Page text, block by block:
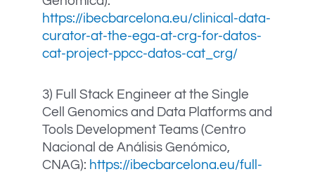
https://ibecbarcelona.eu/clinical-data-
curator-at-the-ega-at-crg-for-datos-
cat-project-ppcc-datos-cat_crg/
3) Full Stack Engineer at the Single
Cell Genomics and Data Platforms and
Tools Development Teams (Centro
Nacional de Análisis Genómico,
CNAG): https://ibecbarcelona.eu/full-